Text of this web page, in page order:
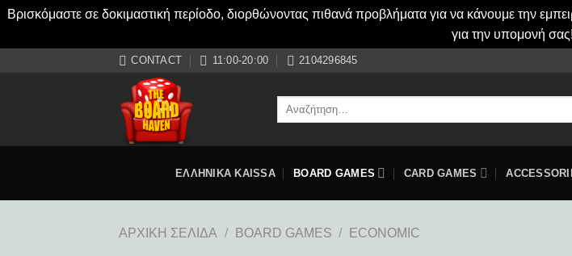
Βρισκόμαστε σε δοκιμαστική περίοδο, διορθώνοντας πιθανά προβλήματα για να κάνουμε την
για την υπομονή σας!
CONTACT 11:00-20:00 2104296845
Αναζήτηση
ΕΛΛΗΝΙΚΑ KAISSA BOARD GAMES CARD GAMES
ΑΡΧΙΚΉ ΣΕΛΊΔΑ / BOARD GAMES / ECONOMIC